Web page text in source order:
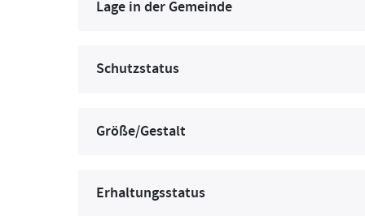
Lage in der Gemeinde
Schutzstatus
Größe/Gestalt
Erhaltungsstatus